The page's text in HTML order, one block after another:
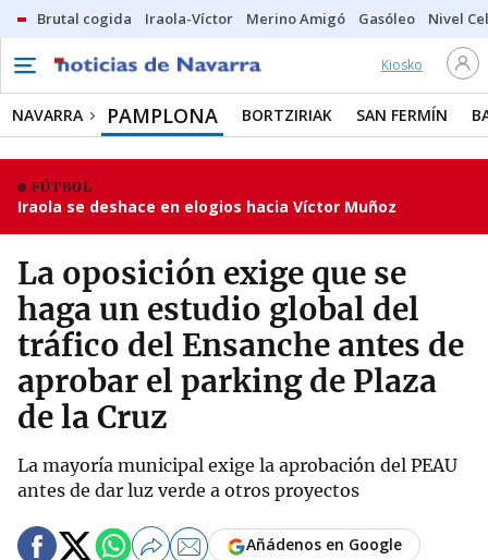
Brutal cogida Iraola-Víctor Merino Amigó Gasóleo Nivel
Kiosko
NAVARRA PAMPLONA BORTZIRIAK SAN FERMÍN
FÚTBOL
Iraola se deshace en elogios hacia Víctor Muñoz
La oposición exige que se
haga un estudio global del
tráfico del Ensanche antes de
aprobar el parking de Plaza
de la Cruz
La mayoría municipal exige la aprobación del PEAU
antes de dar luz verde a otros proyectos
Añádenos en Google